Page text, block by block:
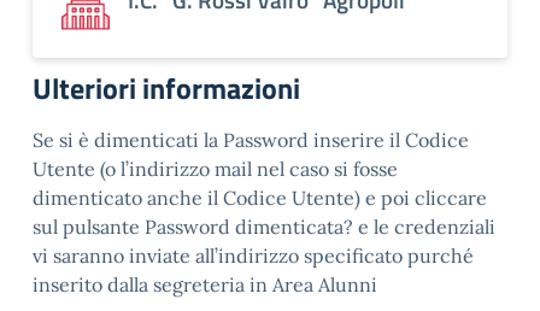
Ulteriori informazioni
Se si è dimenticati la Password inserire il Codice
Utente (o l’indirizzo mail nel caso si fosse
dimenticato anche il Codice Utente) e poi cliccare
sul pulsante Password dimenticata? e le credenziali
vi saranno inviate all’indirizzo specificato purché
inserito dalla segreteria in Area Alunni